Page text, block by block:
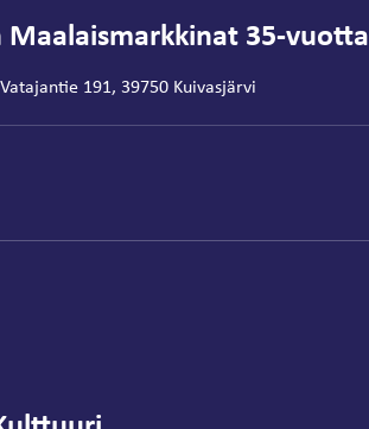
Maalaismarkkinat 35-vuotta
191, 39750 Kuivasjärvi